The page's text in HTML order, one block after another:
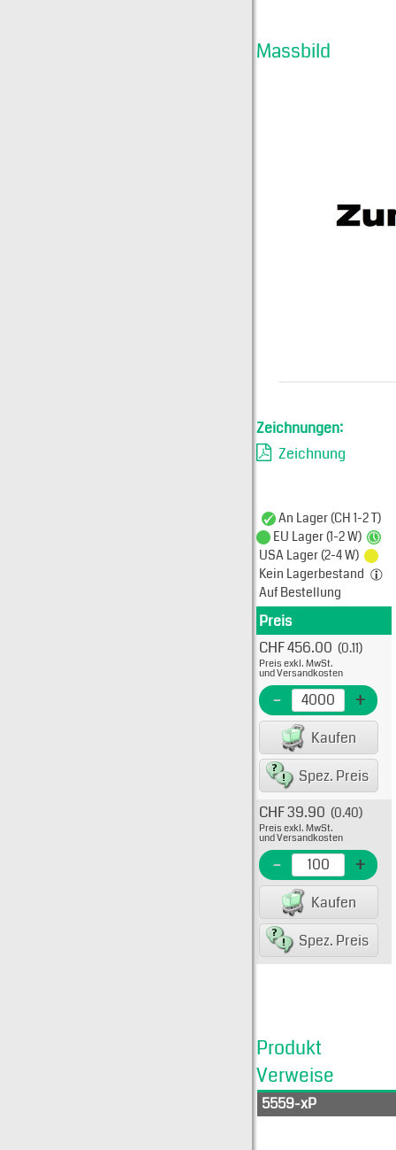
Massbild
Zeichnungen:
Zeichnung
An Lager (CH 1-2 T)
EU Lager (1-2 W)
USA Lager (2-4 W)
Kein Lagerbestand
Auf Bestellung
Produkt
Preis
Typ:
EME
CHF 456.00 (0.11)
Preis exkl. MwSt.
und Versandkosten
- +
Kaufen
Spez. Preis
Typ:
EME
CHF 39.90 (0.40)
Preis exkl. MwSt.
und Versandkosten
- +
Kaufen
Spez. Preis
Produkt
Verweise
5559-xP